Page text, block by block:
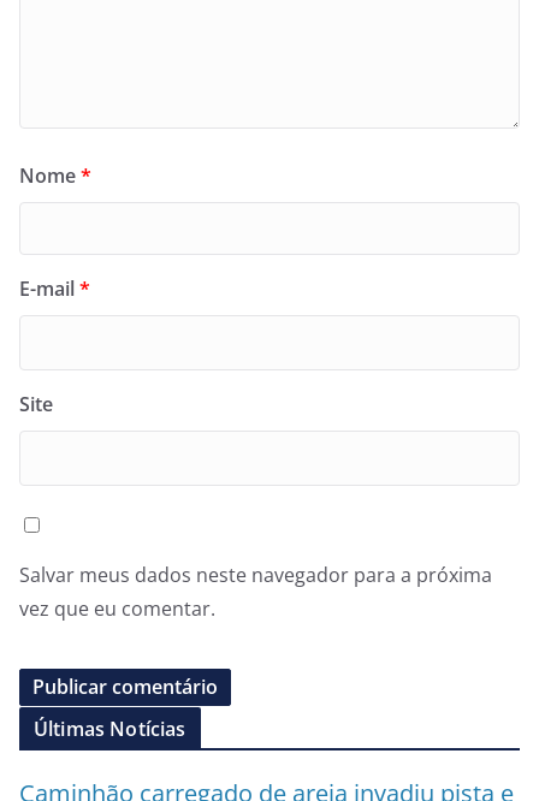
Nome*
E-mail*
Site
Salvar meus dados neste navegador para a próxima
vez que eu comentar.
Últimas Notícias
Caminhão carregado de areia invadiu pista e